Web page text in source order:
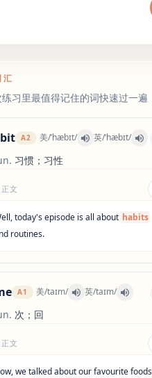
汇
习里最值得记住的词快速过一遍
A2 美/ˈhæbɪt/ 英/ˈhæbɪt/
. 习惯；习性
文
,today'sepisode isall about habits
routines.
A1 美/taɪm/ 英/taɪm/
. 次；回
文
,wetalkedaboutourfavouritefoods